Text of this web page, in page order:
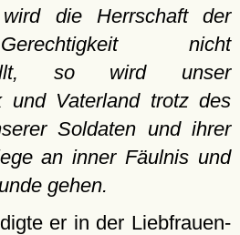
die Herrschaft der
nicht
so wird unser
und Vaterland trotz des
Soldaten und ihrer
an inner Fäulnis und
gehen.
er in der Liebfrauen-